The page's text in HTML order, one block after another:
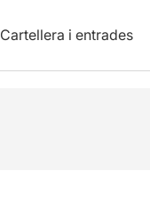
Cartellera i entrades